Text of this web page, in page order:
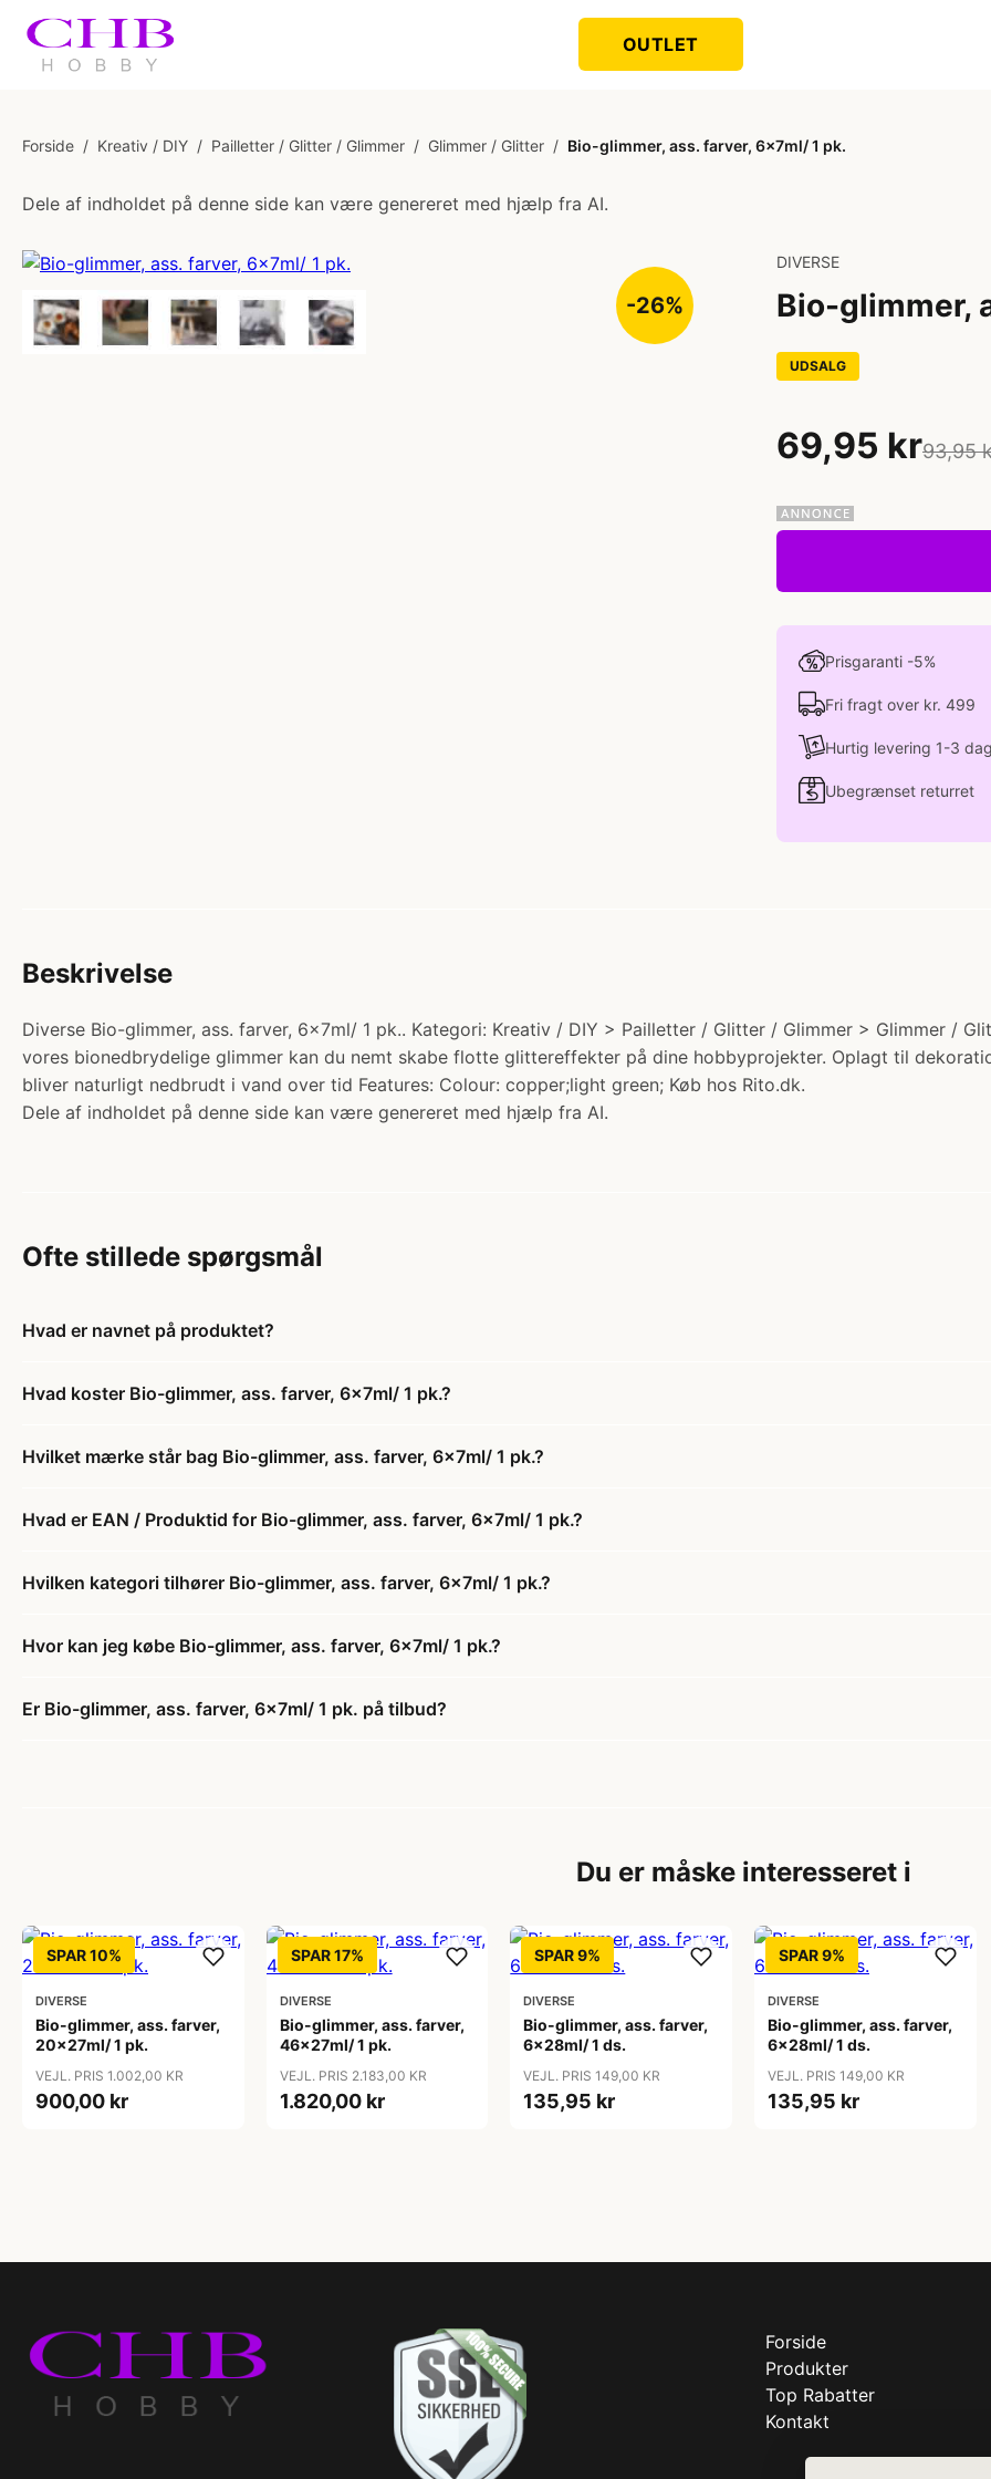
OUTLET
Forside / Kreativ / DIY / Pailletter / Glitter / Glimmer / Glimmer / Glitter / Bio-glimmer, ass. farver, 6x7ml/ 1 pk.
Dele af indholdet på denne side kan være genereret med hjælp fra AI.
-26%
DIVERSE
Bio-glimmer,
UDSALG
69,95 kr93,95
Prisgaranti -5%
Fri fragt over kr. 499
Hurtig levering 1-3
Ubegrænset returret
Beskrivelse
Diverse Bio-glimmer, ass. farver, 6x7ml/ 1 pk.. Kategori: Kreativ / DIY > Pailletter / Glitter / Glimmer > Glimmer /
vores bionedbrydelige glimmer kan du nemt skabe flotte glittereffekter på dine hobbyprojekter. Oplagt til
bliver naturligt nedbrudt i vand over tid Features: Colour: copper;light green; Køb hos Rito.dk.
Dele af indholdet på denne side kan være genereret med hjælp fra AI.
Ofte stillede spørgsmål
Hvad er navnet på produktet?
Hvad koster Bio-glimmer, ass. farver, 6x7ml/ 1 pk.?
Hvilket mærke står bag Bio-glimmer, ass. farver, 6x7ml/ 1 pk.?
Hvad er EAN / Produktid for Bio-glimmer, ass. farver, 6x7ml/ 1 pk.?
Hvilken kategori tilhører Bio-glimmer, ass. farver, 6x7ml/ 1 pk.?
Hvor kan jeg købe Bio-glimmer, ass. farver, 6x7ml/ 1 pk.?
Er Bio-glimmer, ass. farver, 6x7ml/ 1 pk. på tilbud?
Du er måske interesseret i
SPAR 10%
DIVERSE
Bio-glimmer, ass. farver,
20x27ml/ 1 pk.
VEJL. PRIS 1.002,00 KR
900,00 kr
SPAR 17%
DIVERSE
Bio-glimmer, ass. farver,
46x27ml/ 1 pk.
VEJL. PRIS 2.183,00 KR
1.820,00 kr
SPAR 9%
DIVERSE
Bio-glimmer, ass. farver,
6x28ml/ 1 ds.
VEJL. PRIS 149,00 KR
135,95 kr
SPAR 9%
DIVERSE
Bio-glimmer, ass. farver,
6x28ml/ 1 ds.
VEJL. PRIS 149,00 KR
135,95 kr
Forside
Produkter
Top Rabatter
Kontakt